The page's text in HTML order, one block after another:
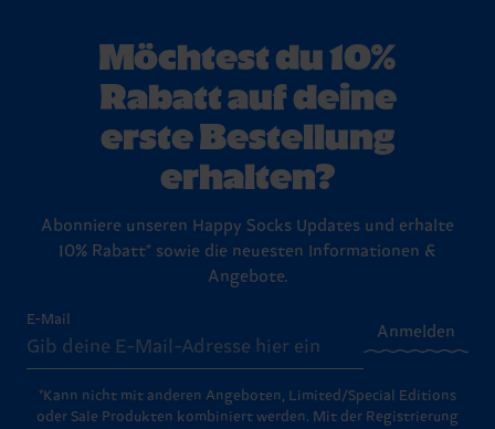
Möchtest du 10%
Rabatt auf deine
erste Bestellung
erhalten?
Abonniere unseren Happy Socks Updates und erhalte
10% Rabatt* sowie die neuesten Informationen &
Angebote.
E-Mail
Anmelden
*Kann nicht mit anderen Angeboten, Limited/Special Editions
oder Sale Produkten kombiniert werden. Mit der Registrierung